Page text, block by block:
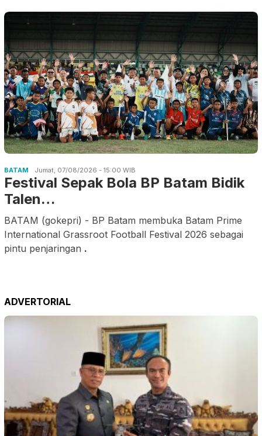
BATAM Jumat, 07/08/2026 - 15:00 WIB
Festival Sepak Bola BP Batam Bidik
Talen…
BATAM (gokepri) - BP Batam membuka Batam Prime
International Grassroot Football Festival 2026 sebagai
pintu penjaringan .
ADVERTORIAL